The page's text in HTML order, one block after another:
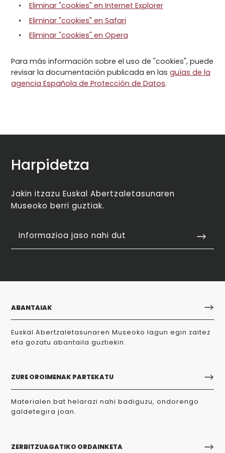
Eliminar "cookies" en Internet Explorer
Eliminar "cookies" en Safari
Eliminar "cookies" en Opera
Para más información sobre el uso de "cookies", puede
revisar la documentación publicada en lasguías de la
agencia Española de Protección de Datos.
Harpidetza
Jakin itzazu Euskal Abertzaletasunaren
Museoko berri guztiak.
Informazioa jaso nahi dut
ABANTAIAK
Euskal Abertzaletasunaren Museoko lagun egin zaitez
eta gozatu abantaila guztiekin.
ZURE OROIMENAK PARTEKATU
Materialen bat helarazi nahi badiguzu, ondorengo
galdetegira joan.
ZERBITZUAGATIKO ORDAINKETA